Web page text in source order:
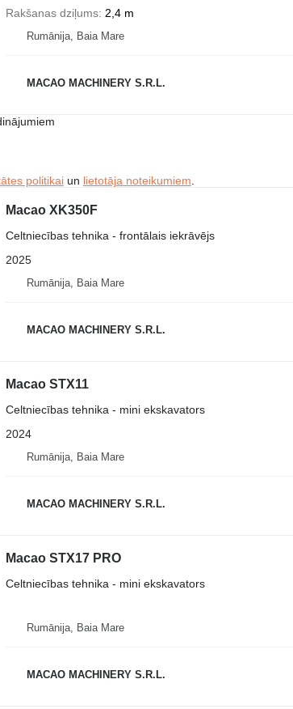
Rakšanas dziļums 2,4 m
Rumānija, Baia Mare
MACAO MACHINERY S.R.L.
politikaiun lietotāja noteikumiem
Macao XK350F
Celtniecības tehnika - frontālais iekrāvējs
2025
Rumānija, Baia Mare
MACAO MACHINERY S.R.L.
Macao STX11
Celtniecības tehnika - mini ekskavators
2024
Rumānija, Baia Mare
MACAO MACHINERY S.R.L.
Macao STX17 PRO
Celtniecības tehnika - mini ekskavators
Rumānija, Baia Mare
MACAO MACHINERY S.R.L.